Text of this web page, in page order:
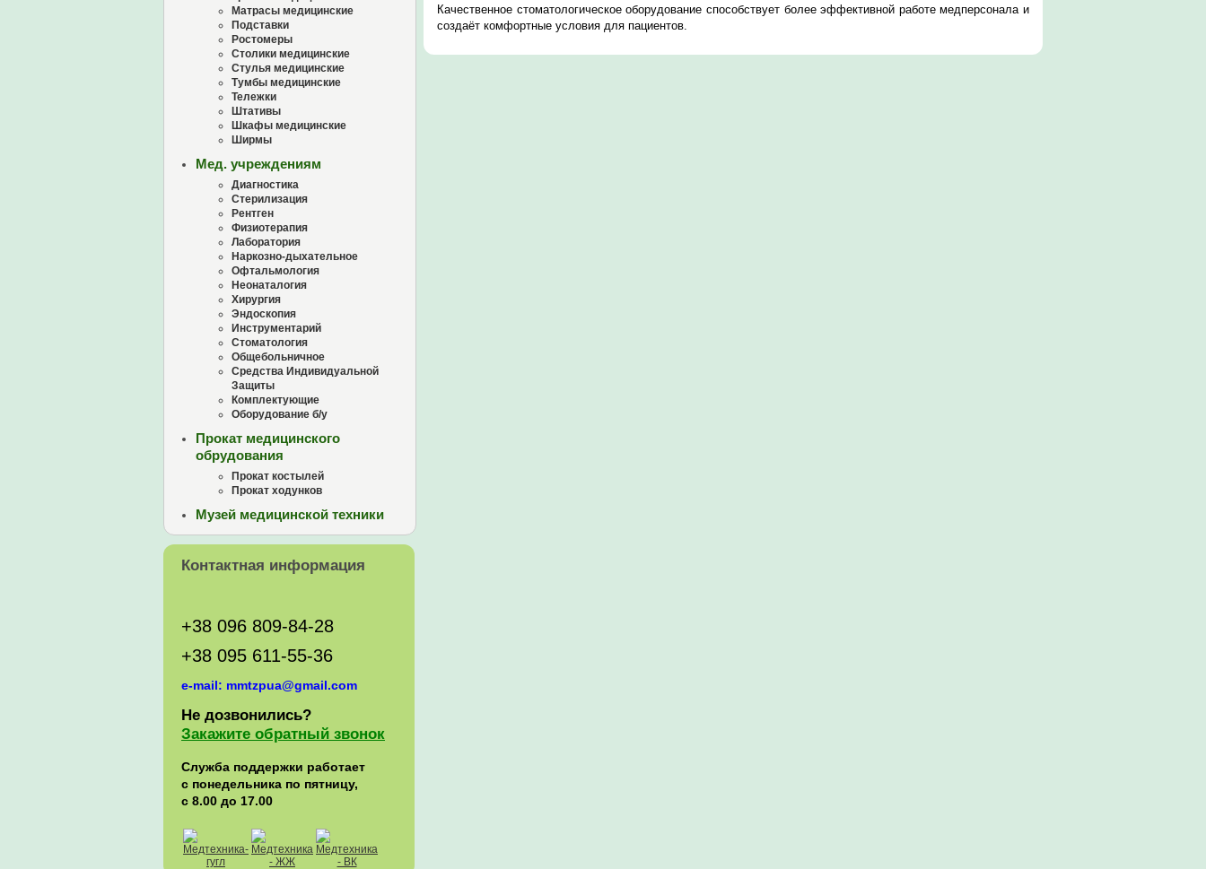
Матрасы медицинские
Подставки
Ростомеры
Столики медицинские
Стулья медицинские
Тумбы медицинские
Тележки
Штативы
Шкафы медицинские
Ширмы
Мед. учреждениям
Диагностика
Стерилизация
Рентген
Физиотерапия
Лаборатория
Наркозно-дыхательное
Офтальмология
Неонаталогия
Хирургия
Эндоскопия
Инструментарий
Стоматология
Общебольничное
Средства Индивидуальной
Защиты
Комплектующие
Оборудование б/у
Прокат медицинского
обрудования
Прокат костылей
Прокат ходунков
Музей медицинской техники
Контактная информация
+38 096 809-84-28
+38 095 611-55-36
e-mail: mmtzpua@gmail.com
Не дозвонились?
Закажите обратный звонок
Служба поддержки работает
с понедельника по пятницу,
с 8.00 до 17.00
Качественное стоматологическое оборудование способствует более эффективной работе медперсонала и
создаёт комфортные условия для пациентов.